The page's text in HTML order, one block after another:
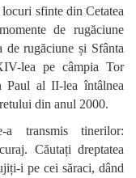
sfinte din Cetatea
de rugăciune
de rugăciune și Sfânta
lea pe câmpia Tor
Paul al II-lea întâlnea
din anul 2000.
a transmis tinerilor:
Căutați dreptatea
i pe cei săraci, dând